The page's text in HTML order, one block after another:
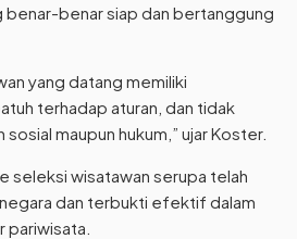
benar-benar siap dan bertanggung
yang datang memiliki
terhadap aturan, dan tidak
maupun hukum,” ujar Koster.
seleksi wisatawan serupa telah
dan terbukti efektif dalam
pariwisata.